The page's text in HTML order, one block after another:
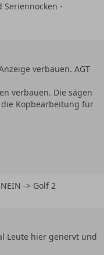
Seriennocken -
verbauen. AGT
verbauen. Die sägen
Kopbearbeitung für
-> Golf 2
Leute hier genervt und